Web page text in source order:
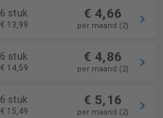
6 stuk
€ 13,99
€ 4,66
per maand (2)
6 stuk
€ 14,59
€ 4,86
per maand (2)
6 stuk
€ 15,49
€ 5,16
per maand (2)